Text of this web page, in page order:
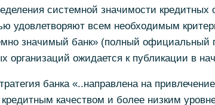
системной значимости кредитных
удовлетворяют всем необходимым
значимый банк» (полный официальный
организаций ожидается к публикации в
банка «..направлена на
качеством и более низким